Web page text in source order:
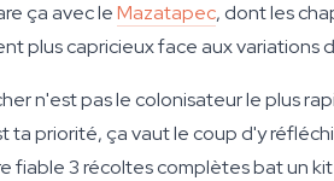
ça avec leMazatapec, dont les
plus capricieux face aux
n'est pas le colonisateur le plus
ta priorité, ça vaut le coup d'y
fiable 3 récoltes complètes bat un